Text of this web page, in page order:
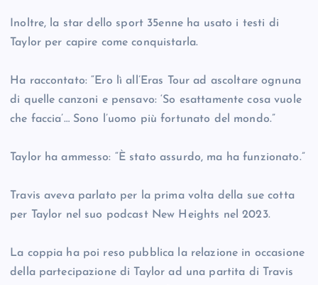
Inoltre, la star dello sport 35enne ha usato i testi di
Taylor per capire come conquistarla.
Ha raccontato: “Ero lì all’Eras Tour ad ascoltare ognuna
di quelle canzoni e pensavo: ‘So esattamente cosa vuole
che faccia’… Sono l’uomo più fortunato del mondo.”
Taylor ha ammesso: “È stato assurdo, ma ha funzionato.”
Travis aveva parlato per la prima volta della sue cotta
per Taylor nel suo podcast New Heights nel 2023.
La coppia ha poi reso pubblica la relazione in occasione
della partecipazione di Taylor ad una partita di Travis